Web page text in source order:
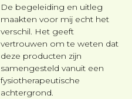
De begeleiding en uitleg
maakten voor mij echt het
verschil. Het geeft
vertrouwen om te weten dat
deze producten zijn
samengesteld vanuit een
fysiotherapeutische
achtergrond.